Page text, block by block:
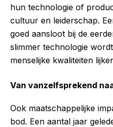
hun technologie of
cultuur en leiderschap.
goed aansloot bij de
slimmer technologie
menselijke kwaliteiten
Van vanzelfsprekend
Ook maatschappelijke
bod. Een aantal jaar